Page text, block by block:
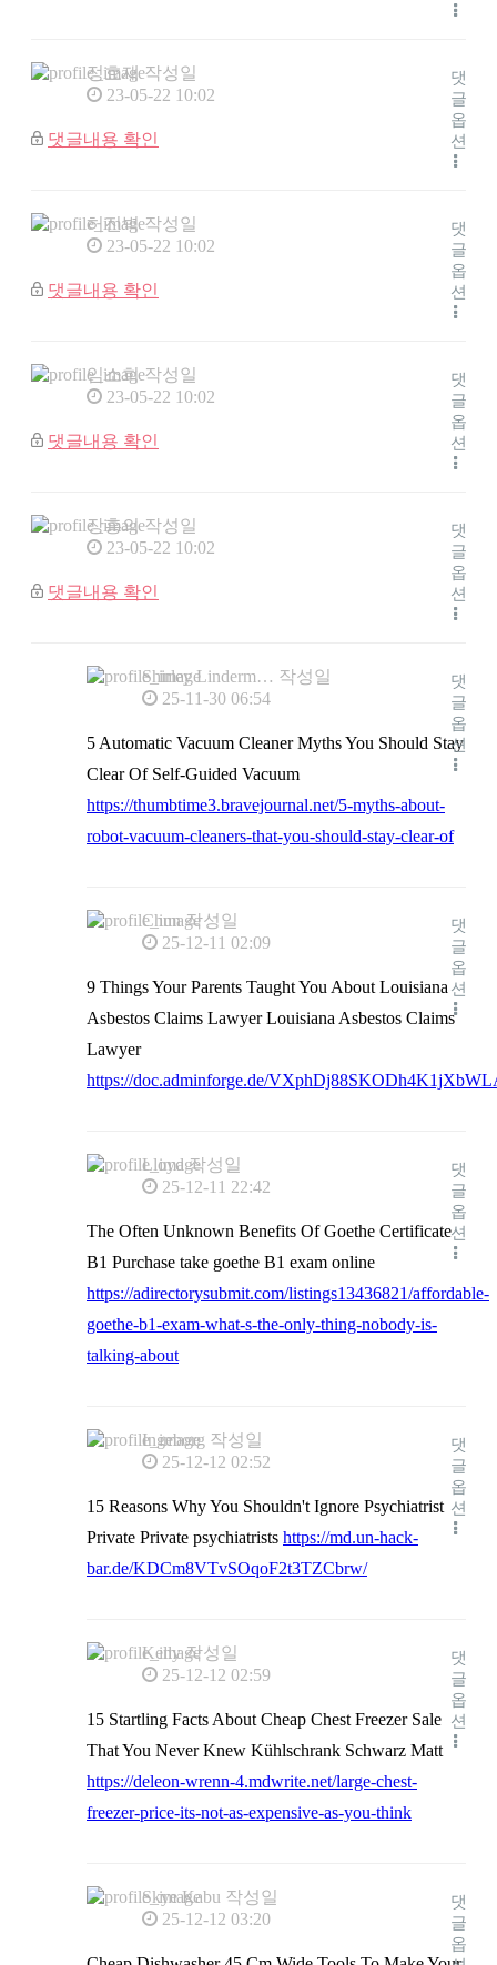
정효재 작성일
23-05-22 10:02
댓글내용 확인
댓
글
옵
션
허진벽 작성일
23-05-22 10:02
댓글내용 확인
댓
글
옵
션
임소희 작성일
23-05-22 10:02
댓글내용 확인
댓
글
옵
션
장흥의 작성일
23-05-22 10:02
댓글내용 확인
댓
글
옵
션
Shirley Linderm… 작성일
25-11-30 06:54
5 Automatic Vacuum Cleaner Myths You Should Stay
Clear Of Self-Guided Vacuum
https://thumbtime3.bravejournal.net/5-myths-about-
robot-vacuum-cleaners-that-you-should-stay-clear-of
댓
글
옵
션
Chun 작성일
25-12-11 02:09
9 Things Your Parents Taught You About Louisiana
Asbestos Claims Lawyer Louisiana Asbestos Claims
Lawyer
https://doc.adminforge.de/
댓
글
옵
션
Lloyd 작성일
25-12-11 22:42
The Often Unknown Benefits Of Goethe Certificate
B1 Purchase take goethe B1 exam online
https://adirectorysubmit.com/listings13436821/affordable-
goethe-b1-exam-what-s-the-only-thing-nobody-is-
talking-about
댓
글
옵
션
Ingeborg 작성일
25-12-12 02:52
15 Reasons Why You Shouldn't Ignore Psychiatrist
Private Private psychiatrists https://md.un-hack-
bar.de/KDCm8VTvSOqoF2t3TZCbrw/
댓
글
옵
션
Kelly 작성일
25-12-12 02:59
15 Startling Facts About Cheap Chest Freezer Sale
That You Never Knew Kühlschrank Schwarz Matt
https://deleon-wrenn-4.mdwrite.net/large-chest-
freezer-price-its-not-as-expensive-as-you-think
댓
글
옵
션
Skye Kabu 작성일
25-12-12 03:20
댓
글
옵